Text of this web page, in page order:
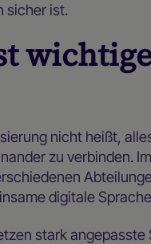
sicher ist.
nicht heißt,
zu verbinden.
digitale
stark angepasste